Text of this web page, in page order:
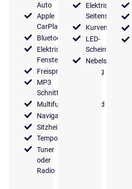
Auto
Apple
CarPlay
Bluetooth
Elektrische
Fensterheber
Freisprecheinrichtung
MP3
Schnittstelle
Multifunktionslenkrad
Navigationssystem
Sitzheizung
Tempomat
Tuner
oder
Radio
Elektrische
Seitenspiegel
Kurvenlicht
LED-
Scheinwerfer